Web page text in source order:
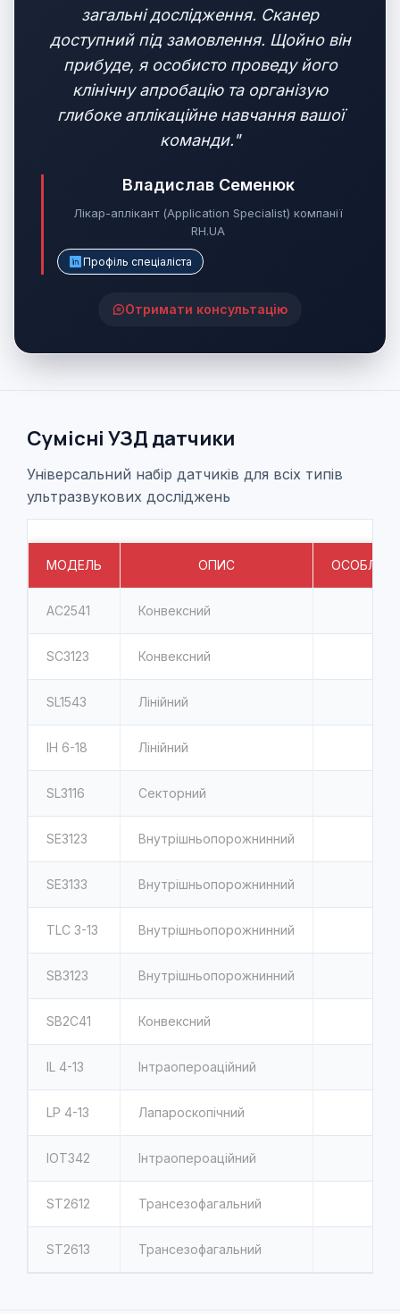
загальні дослідження. Сканер
доступний під замовлення. Щойно він
прибуде, я особисто проведу його
клінічну апробацію та організую
глибоке аплікаційне навчання вашої
команди."
Владислав Семенюк
Лікар-аплікант (Application Specialist) компанії
RH.UA
Профіль спеціаліста
Отримати консультацію
Сумісні УЗД датчики
Універсальний набір датчиків для всіх типів
ультразвукових досліджень
МОДЕЛЬ ОПИС
AC2541 Конвексний
SC3123 Конвексний
SL1543 Лінійний
IH 6-18 Лінійний
SL3116 Секторний
SE3123 Внутрішньопорожнинний
SE3133 Внутрішньопорожнинний
TLC 3-13 Внутрішньопорожнинний
SB3123 Внутрішньопорожнинний
SB2C41 Конвексний
IL 4-13 Інтраопероаційний
LP 4-13 Лапароскопічний
IOT342 Інтраопероаційний
ST2612 Трансезофагальний
ST2613 Трансезофагальний